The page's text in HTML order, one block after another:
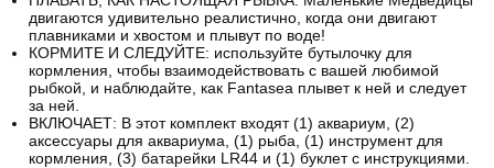
двигаются удивительно реалистично, когда они двигают
плавниками и хвостом и плывут по воде!
КОРМИТЕ И СЛЕДУЙТЕ: используйте бутылочку для
кормления, чтобы взаимодействовать с вашей любимой
рыбкой, и наблюдайте, как Fantasea плывет к ней и следует
за ней.
ВКЛЮЧАЕТ: В этот комплект входят (1) аквариум, (2)
аксессуары для аквариума, (1) рыба, (1) инструмент для
кормления, (3) батарейки LR44 и (1) буклет с инструкциями.